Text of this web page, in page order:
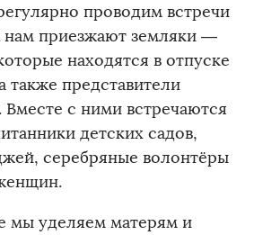
проводим встречи
нам приезжают земляки —
находятся в отпуске
также представители
Вместе с ними встречаются
детских садов,
серебряные волонтёры
мы уделяем матерям и